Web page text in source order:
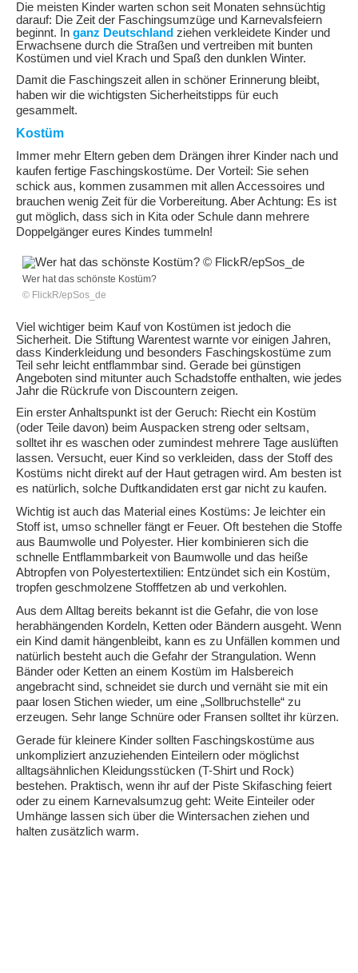
Die meisten Kinder warten schon seit Monaten sehnsüchtig
darauf: Die Zeit der Faschingsumzüge und Karnevalsfeiern
beginnt. In ganz Deutschland ziehen verkleidete Kinder und
Erwachsene durch die Straßen und vertreiben mit bunten
Kostümen und viel Krach und Spaß den dunklen Winter.
Damit die Faschingszeit allen in schöner Erinnerung bleibt,
haben wir die wichtigsten Sicherheitstipps für euch
gesammelt.
Kostüm
Immer mehr Eltern geben dem Drängen ihrer Kinder nach und
kaufen fertige Faschingskostüme. Der Vorteil: Sie sehen
schick aus, kommen zusammen mit allen Accessoires und
brauchen wenig Zeit für die Vorbereitung. Aber Achtung: Es ist
gut möglich, dass sich in Kita oder Schule dann mehrere
Doppelgänger eures Kindes tummeln!
Wer hat das schönste Kostüm?
© FlickR/epSos_de
Viel wichtiger beim Kauf von Kostümen ist jedoch die
Sicherheit. Die Stiftung Warentest warnte vor einigen Jahren,
dass Kinderkleidung und besonders Faschingskostüme zum
Teil sehr leicht entflammbar sind. Gerade bei günstigen
Angeboten sind mitunter auch Schadstoffe enthalten, wie jedes
Jahr die Rückrufe von Discountern zeigen.
Ein erster Anhaltspunkt ist der Geruch: Riecht ein Kostüm
(oder Teile davon) beim Auspacken streng oder seltsam,
solltet ihr es waschen oder zumindest mehrere Tage auslüften
lassen. Versucht, euer Kind so verkleiden, dass der Stoff des
Kostüms nicht direkt auf der Haut getragen wird. Am besten ist
es natürlich, solche Duftkandidaten erst gar nicht zu kaufen.
Wichtig ist auch das Material eines Kostüms: Je leichter ein
Stoff ist, umso schneller fängt er Feuer. Oft bestehen die Stoffe
aus Baumwolle und Polyester. Hier kombinieren sich die
schnelle Entflammbarkeit von Baumwolle und das heiße
Abtropfen von Polyestertextilien: Entzündet sich ein Kostüm,
tropfen geschmolzene Stofffetzen ab und verkohlen.
Aus dem Alltag bereits bekannt ist die Gefahr, die von lose
herabhängenden Kordeln, Ketten oder Bändern ausgeht. Wenn
ein Kind damit hängenbleibt, kann es zu Unfällen kommen und
natürlich besteht auch die Gefahr der Strangulation. Wenn
Bänder oder Ketten an einem Kostüm im Halsbereich
angebracht sind, schneidet sie durch und vernäht sie mit ein
paar losen Stichen wieder, um eine „Sollbruchstelle“ zu
erzeugen. Sehr lange Schnüre oder Fransen solltet ihr kürzen.
Gerade für kleinere Kinder sollten Faschingskostüme aus
unkompliziert anzuziehenden Einteilern oder möglichst
alltagsähnlichen Kleidungsstücken (T-Shirt und Rock)
bestehen. Praktisch, wenn ihr auf der Piste Skifasching feiert
oder zu einem Karnevalsumzug geht: Weite Einteiler oder
Umhänge lassen sich über die Wintersachen ziehen und
halten zusätzlich warm.